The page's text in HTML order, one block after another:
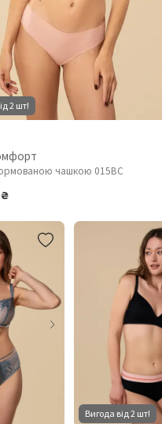
2 шт!
чашкою 015BC
₴
Вигода від 2 шт!